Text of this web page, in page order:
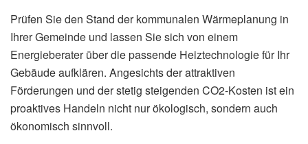
Prüfen Sie den Stand der kommunalen Wärmeplanung in
Ihrer Gemeinde und lassen Sie sich von einem
Energieberater über die passende Heiztechnologie für Ihr
Gebäude aufklären. Angesichts der attraktiven
Förderungen und der stetig steigenden CO2-Kosten ist ein
proaktives Handeln nicht nur ökologisch, sondern auch
ökonomisch sinnvoll.